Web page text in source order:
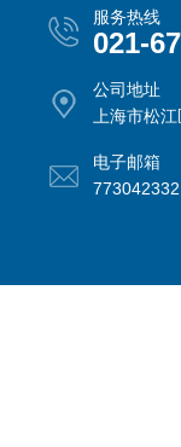
服务热线
021-
公司地址
上海市松
电子邮箱